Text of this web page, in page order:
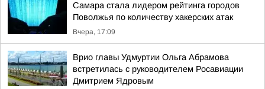
Самара стала лидером рейтинга городов
Поволжья по количеству хакерских атак
Вчера, 17:09
Врио главы Удмуртии Ольга Абрамова
встретилась с руководителем Росавиации
Дмитрием Ядровым